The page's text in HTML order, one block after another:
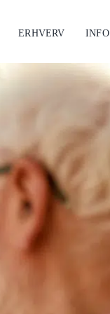
ERHVERV INFO